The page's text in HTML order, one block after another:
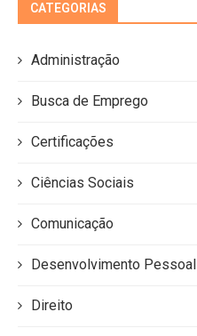
CATEGORIAS
Administração
Busca de Emprego
Certificações
Ciências Sociais
Comunicação
Desenvolvimento Pessoal
Direito